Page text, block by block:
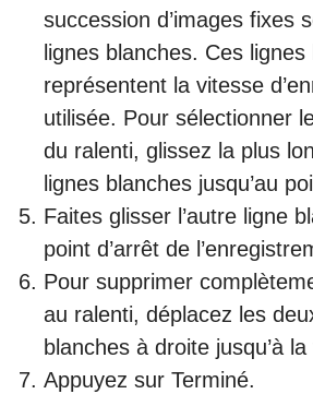
succession d’images fixes
lignes blanches. Ces lignes
représentent la vitesse
utilisée. Pour sélectionner
du ralenti, glissez la plus
lignes blanches jusqu’au
Faites glisser l’autre ligne
point d’arrêt de
Pour supprimer
au ralenti, déplacez les
blanches à droite jusqu’à
Appuyez sur Terminé.